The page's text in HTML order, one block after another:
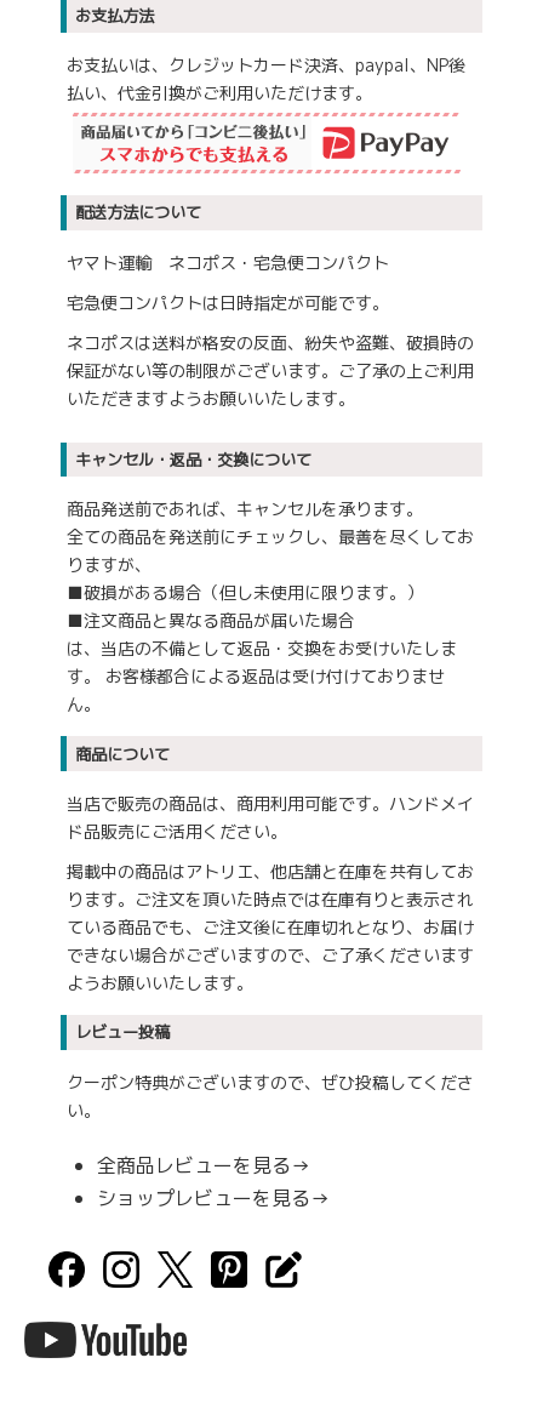
お支払方法
お支払いは、クレジットカード決済、paypal、NP後
払い、代金引換がご利用いただけます。
配送方法について
ヤマト運輸 ネコポス・宅急便コンパクト
宅急便コンパクトは日時指定が可能です。
ネコポスは送料が格安の反面、紛失や盗難、破損時の
保証がない等の制限がございます。ご了承の上ご利用
いただきますようお願いいたします。
キャンセル・返品・交換について
商品発送前であれば、キャンセルを承ります。
全ての商品を発送前にチェックし、最善を尽くしてお
りますが、
■破損がある場合（但し未使用に限ります。）
■注文商品と異なる商品が届いた場合
は、当店の不備として返品・交換をお受けいたしま
す。 お客様都合による返品は受け付けておりませ
ん。
商品について
当店で販売の商品は、商用利用可能です。ハンドメイ
ド品販売にご活用ください。
掲載中の商品はアトリエ、他店舗と在庫を共有してお
ります。ご注文を頂いた時点では在庫有りと表示され
ている商品でも、ご注文後に在庫切れとなり、お届け
できない場合がございますので、ご了承くださいます
ようお願いいたします。
レビュー投稿
クーポン特典がございますので、ぜひ投稿してくださ
い。
全商品レビューを見る→
ショップレビューを見る→